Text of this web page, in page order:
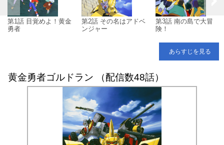
第1話 目覚めよ！黄金
勇者
第2話 その名はアドベ
ンジャー
第3話 南の島で大冒
険！
あらすじを見る
黄金勇者ゴルドラン （配信数48話）